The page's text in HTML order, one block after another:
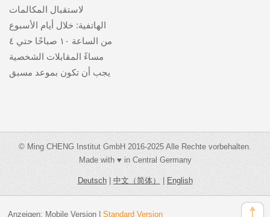
لاستقبال المكالمات
الهاتفية: خلال أيام الأسبوع
من الساعة ١٠ صباحًا حتي ٤
مساءً المقابلات الشخصية
يجب أن تكون بموعد مسبق
© Ming CHENG Institut GmbH 2016-2025 Alle Rechte vorbehalten.
Made with ♥ in Central Germany
Deutsch|中文（简体）|English
Anzeigen: Mobile Version| Standard Version